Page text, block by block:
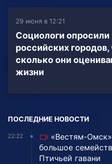
29 июня в 12:21
Социологи
российских
сколько они
жизни
ПОСЛЕДНИЕ НОВОСТИ
22:22
«Вестям-
большое
Птичьей гавани